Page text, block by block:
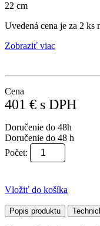
22 cm
Uvedená cena je za 2 ks
Zobraziť viac
Cena
401 € s DPH
Doručenie do 48h
Doručenie do 48 h
Počet:
Vložiť do košíka
Popis produktu